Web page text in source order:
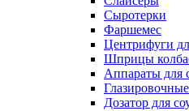
Сыротерки
Фаршемес
Центрифуги
Шприцы
Аппараты для
Дозатор для